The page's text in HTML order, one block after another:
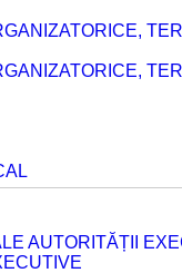
AUTORITĂȚII